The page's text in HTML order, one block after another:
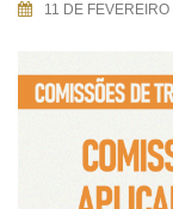
11 DE